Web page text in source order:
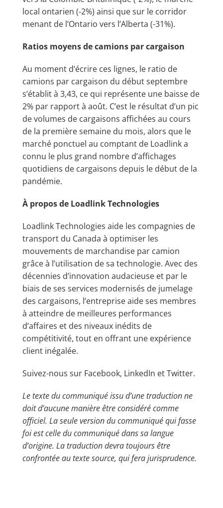
local ontarien (-2%) ainsi que sur le corridor
menant de l’Ontario vers l’Alberta (-31%).
Ratios moyens de camions par cargaison
Au moment d’écrire ces lignes, le ratio de
camions par cargaison du début septembre
s’établit à 3,43, ce qui représente une baisse de
2% par rapport à août. C’est le résultat d’un pic
de volumes de cargaisons affichées au cours
de la première semaine du mois, alors que le
marché ponctuel au comptant de Loadlink a
connu le plus grand nombre d’affichages
quotidiens de cargaisons depuis le début de la
pandémie.
À propos de Loadlink Technologies
Loadlink Technologies aide les compagnies de
transport du Canada à optimiser les
mouvements de marchandise par camion
grâce à l’utilisation de sa technologie. Avec des
décennies d’innovation audacieuse et par le
biais de ses services modernisés de jumelage
des cargaisons, l’entreprise aide ses membres
à atteindre de meilleures performances
d’affaires et des niveaux inédits de
compétitivité, tout en offrant une expérience
client inégalée.
Suivez-nous sur Facebook, LinkedIn etTwitter.
Le texte du communiqué issu d’une traduction ne
doit d’aucune manière être considéré comme
officiel. La seule version du communiqué qui fasse
foi est celle du communiqué dans sa langue
d’origine. La traduction devra toujours être
confrontée au texte source, qui fera jurisprudence.